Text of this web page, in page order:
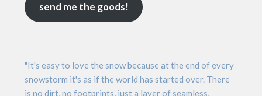
send me the goods!
"It's easy to love the snow because at the end of every
snowstorm it's as if the world has started over. There
is no dirt, no footprints, just a layer of seamless,